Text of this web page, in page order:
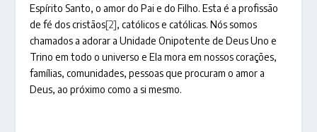
Espírito Santo, o amor do Pai e do Filho. Esta é a profissão
de fé dos cristãos[2], católicos e católicas. Nós somos
chamados a adorar a Unidade Onipotente de Deus Uno e
Trino em todo o universo e Ela mora em nossos corações,
famílias, comunidades, pessoas que procuram o amor a
Deus, ao próximo como a si mesmo.